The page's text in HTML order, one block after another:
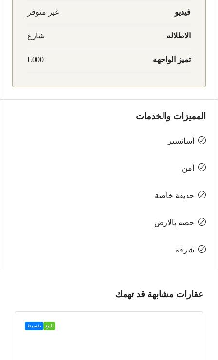
فيديو غير متوفر
الاطلاله شارع
تميز الواجهه L000
المميزات والخدمات
أسانسير
أمن
حديقة خاصة
حصه بالارض
شرفة
عقارات مشابهة قد تهمك
للبيع تقسيط